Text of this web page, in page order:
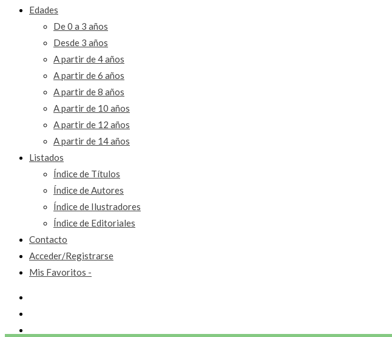
Edades
De 0 a 3 años
Desde 3 años
A partir de 4 años
A partir de 6 años
A partir de 8 años
A partir de 10 años
A partir de 12 años
A partir de 14 años
Listados
Índice de Títulos
Índice de Autores
Índice de Ilustradores
Índice de Editoriales
Contacto
Acceder/Registrarse
Mis Favoritos -